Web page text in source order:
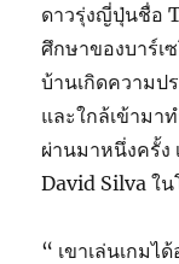
ดาวรุ่งญี่ปุ่นชื่อ
ศึกษาของบาร์เ
บ้านเกิดความป
และใกล้เข้ามา
ผ่านมาหนึ่งครั้ง
David Silva ใ
“ เขาเล่นเกมไ